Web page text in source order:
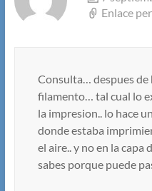
Enlace
Consulta… despues de
filamento… tal cual lo
la impresion.. lo hace
donde estaba
el aire.. y no en la capa
sabes porque puede